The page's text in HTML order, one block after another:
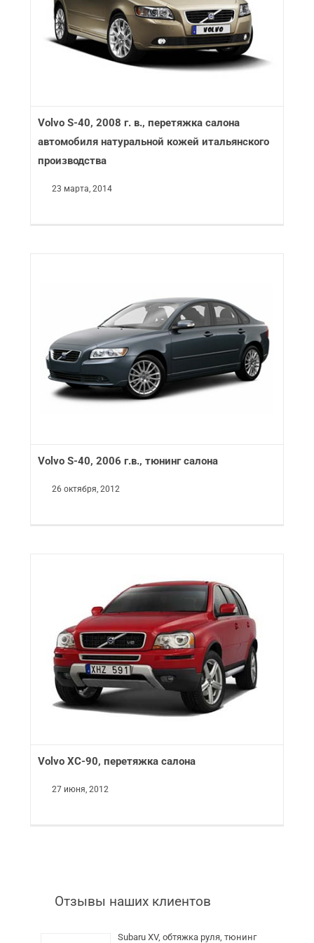
Volvo S-40, 2008 г. в., перетяжка салона
автомобиля натуральной кожей итальянского
производства
23 марта, 2014
Volvo S-40, 2006 г.в., тюнинг салона
26 октября, 2012
Volvo XC-90, перетяжка салона
27 июня, 2012
Отзывы наших клиентов
Subaru XV, обтяжка руля, тюнинг